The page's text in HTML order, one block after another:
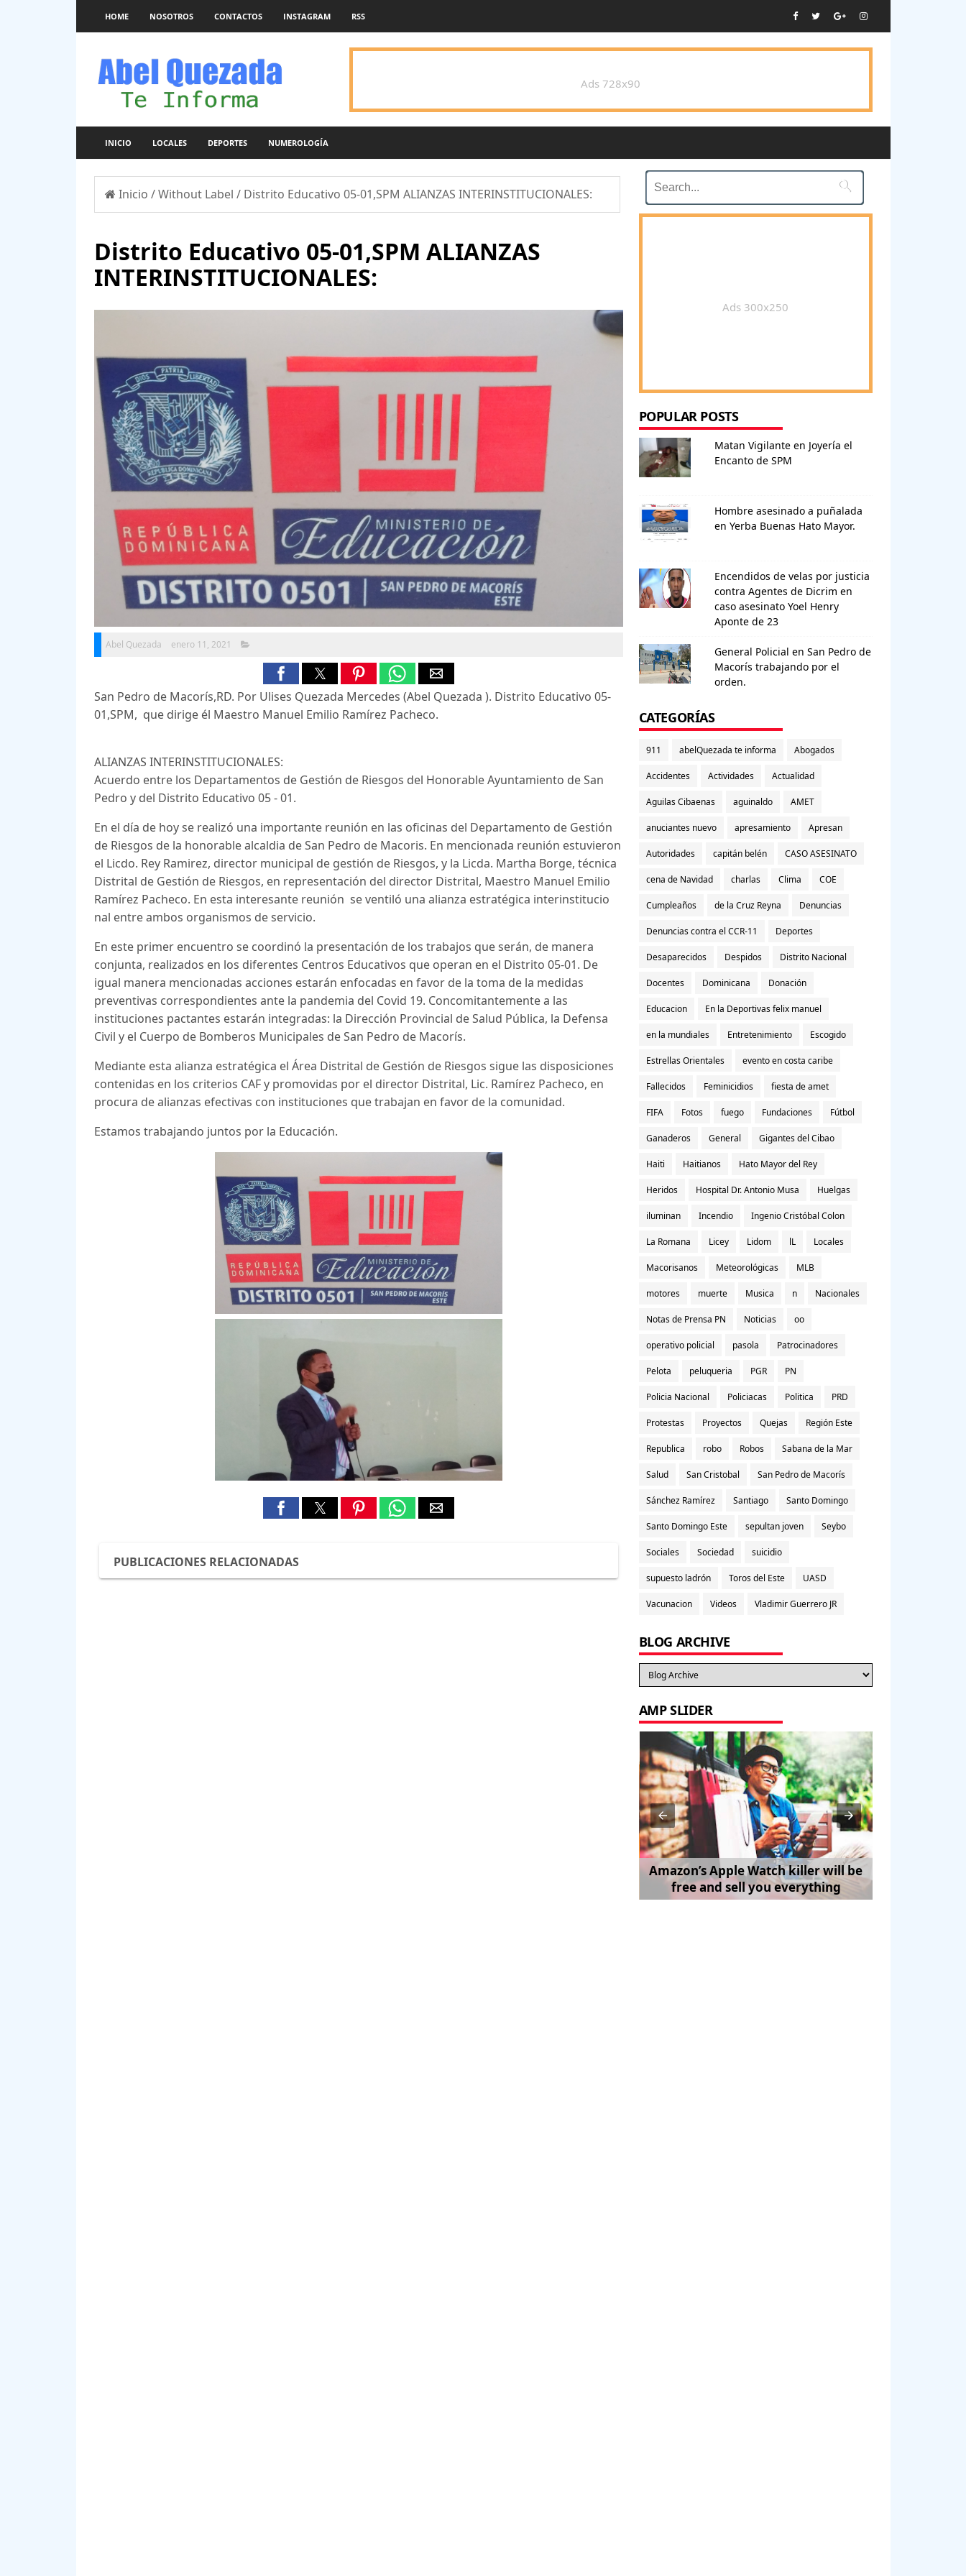
HOME NOSOTROS CONTACTOS INSTAGRAM RSS
Ads 728x90
INICIO LOCALES DEPORTES NUMEROLOGÍA
Inicio /Without Label / Distrito Educativo 05-01,SPM ALIANZAS INTERINSTITUCIONALES:
Distrito Educativo 05-01,SPM ALIANZAS
INTERINSTITUCIONALES:
Abel Quezada enero 11, 2021
San Pedro de Macorís,RD. Por Ulises Quezada Mercedes (Abel Quezada ). Distrito Educativo 05-
01,SPM, que dirige él Maestro Manuel Emilio Ramírez Pacheco.
ALIANZAS INTERINSTITUCIONALES:
Acuerdo entre los Departamentos de Gestión de Riesgos del Honorable Ayuntamiento de San
Pedro y del Distrito Educativo 05 - 01.
En el día de hoy se realizó una importante reunión en las oficinas del Departamento de Gestión
de Riesgos de la honorable alcaldia de San Pedro de Macoris. En mencionada reunión estuvieron
el Licdo. Rey Ramirez, director municipal de gestión de Riesgos, y la Licda. Martha Borge, técnica
Distrital de Gestión de Riesgos, en representación del director Distrital, Maestro Manuel Emilio
Ramírez Pacheco. En esta interesante reunión se ventiló una alianza estratégica interinstitucio
nal entre ambos organismos de servicio.
En este primer encuentro se coordinó la presentación de los trabajos que serán, de manera
conjunta, realizados en los diferentes Centros Educativos que operan en el Distrito 05-01. De
igual manera mencionadas acciones estarán enfocadas en favor de la toma de la medidas
preventivas correspondientes ante la pandemia del Covid 19. Concomitantemente a las
instituciones pactantes estarán integradas: la Dirección Provincial de Salud Pública, la Defensa
Civil y el Cuerpo de Bomberos Municipales de San Pedro de Macorís.
Mediante esta alianza estratégica el Área Distrital de Gestión de Riesgos sigue las disposiciones
contenidas en los criterios CAF y promovidas por el director Distrital, Lic. Ramírez Pacheco, en
procura de alianzas efectivas con instituciones que trabajan en favor de la comunidad.
Estamos trabajando juntos por la Educación.
PUBLICACIONES RELACIONADAS

Ads 300x250
POPULAR POSTS
Matan Vigilante en Joyería el
Encanto de SPM
Hombre asesinado a puñalada
en Yerba Buenas Hato Mayor.
Encendidos de velas por justicia
contra Agentes de Dicrim en
caso asesinato Yoel Henry
Aponte de 23
General Policial en San Pedro de
Macorís trabajando por el
orden.
CATEGORÍAS
911 abelQuezada te informa Abogados
Accidentes Actividades Actualidad
Aguilas Cibaenas aguinaldo AMET
anuciantes nuevo apresamiento Apresan
Autoridades capitán belén CASO ASESINATO
cena de Navidad charlas Clima COE
Cumpleaños de la Cruz Reyna Denuncias
Denuncias contra el CCR-11 Deportes
Desaparecidos Despidos Distrito Nacional
Docentes Dominicana Donación
Educacion En la Deportivas felix manuel
en la mundiales Entretenimiento Escogido
Estrellas Orientales evento en costa caribe
Fallecidos Feminicidios fiesta de amet
FIFA Fotos fuego Fundaciones Fútbol
Ganaderos General Gigantes del Cibao
Haiti Haitianos Hato Mayor del Rey
Heridos Hospital Dr. Antonio Musa Huelgas
iluminan Incendio Ingenio Cristóbal Colon
La Romana Licey Lidom lL Locales
Macorisanos Meteorológicas MLB
motores muerte Musica n Nacionales
Notas de Prensa PN Noticias oo
operativo policial pasola Patrocinadores
Pelota peluqueria PGR PN
Policia Nacional Policiacas Politica PRD
Protestas Proyectos Quejas Región Este
Republica robo Robos Sabana de la Mar
Salud San Cristobal San Pedro de Macorís
Sánchez Ramírez Santiago Santo Domingo
Santo Domingo Este sepultan joven Seybo
Sociales Sociedad suicidio
supuesto ladrón Toros del Este UASD
Vacunacion Videos Vladimir Guerrero JR
BLOG ARCHIVE
AMP SLIDER
Amazon’s Apple Watch killer will be
free and sell you everything